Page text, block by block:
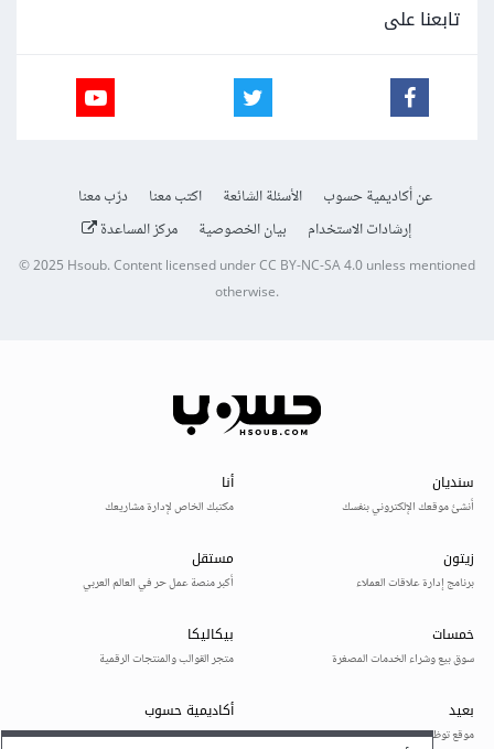
تابعنا على
عن أكاديمية حسوب الأسئلة الشائعة اكتب معنا
درّب معنا
إرشادات الاستخدام
بيان الخصوصية مركز المساعدة
© 2025Hsoub.Content licensed underCC BY-NC-SA 4.0unless mentioned
otherwise.